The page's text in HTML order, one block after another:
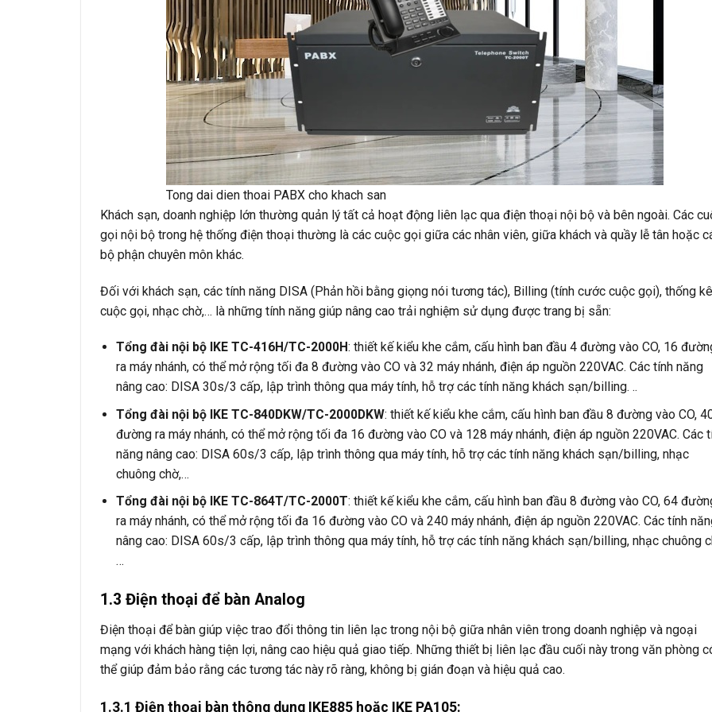
Tong dai dien thoai PABX cho khach san
Khách sạn, doanh nghiệp lớn thường quản lý tất cả hoạt động liên lạc qua điện thoại nội bộ và bên ngoài. Các
gọi nội bộ trong hệ thống điện thoại thường là các cuộc gọi giữa các nhân viên, giữa khách và quầy lễ tân hoặc
bộ phận chuyên môn khác.
Đối với khách sạn, các tính năng DISA (Phản hồi bằng giọng nói tương tác), Billing (tính cước cuộc gọi), thống kê
cuộc gọi, nhạc chờ,… là những tính năng giúp nâng cao trải nghiệm sử dụng được trang bị sẵn:
Tổng đài nội bộ IKE TC-416H/TC-2000H: thiết kế kiểu khe cắm, cấu hình ban đầu 4 đường vào CO, 16
ra máy nhánh, có thể mở rộng tối đa 8 đường vào CO và 32 máy nhánh, điện áp nguồn 220VAC. Các tính năng
nâng cao: DISA 30s/3 cấp, lập trình thông qua máy tính, hỗ trợ các tính năng khách sạn/billing. ..
Tổng đài nội bộ IKE TC-840DKW/TC-2000DKW: thiết kế kiểu khe cắm, cấu hình ban đầu 8 đường vào CO,
đường ra máy nhánh, có thể mở rộng tối đa 16 đường vào CO và 128 máy nhánh, điện áp nguồn 220VAC. Các
năng nâng cao: DISA 60s/3 cấp, lập trình thông qua máy tính, hỗ trợ các tính năng khách sạn/billing, nhạc
chuông chờ,…
Tổng đài nội bộ IKE TC-864T/TC-2000T: thiết kế kiểu khe cắm, cấu hình ban đầu 8 đường vào CO, 64
ra máy nhánh, có thể mở rộng tối đa 16 đường vào CO và 240 máy nhánh, điện áp nguồn 220VAC. Các tính
nâng cao: DISA 60s/3 cấp, lập trình thông qua máy tính, hỗ trợ các tính năng khách sạn/billing, nhạc chuông
…
1.3 Điện thoại để bàn Analog
Điện thoại để bàn giúp việc trao đổi thông tin liên lạc trong nội bộ giữa nhân viên trong doanh nghiệp và ngoại
mạng với khách hàng tiện lợi, nâng cao hiệu quả giao tiếp. Những thiết bị liên lạc đầu cuối này trong văn phòng
thể giúp đảm bảo rằng các tương tác này rõ ràng, không bị gián đoạn và hiệu quả cao.
1.3.1 Điện thoại bàn thông dụng IKE885 hoặc IKE PA105: